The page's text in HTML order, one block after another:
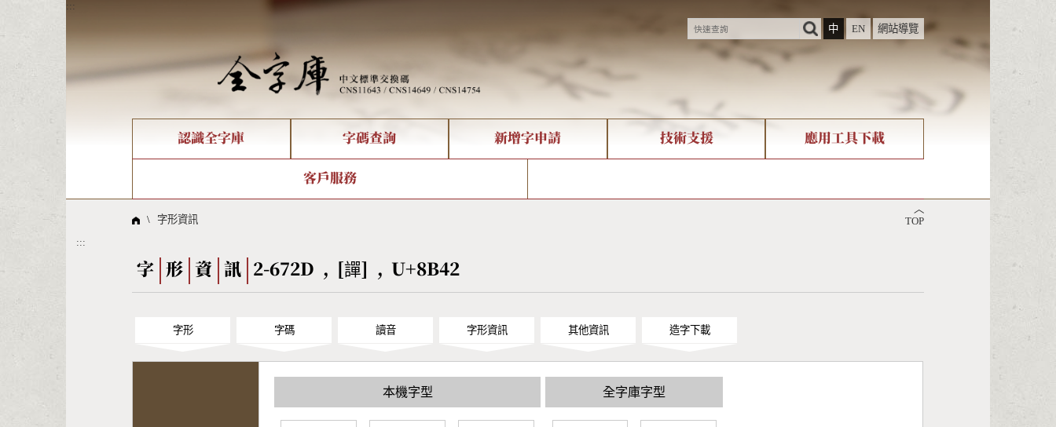
:::
中
EN 網站導覽
認識全字庫
全字庫現況
線上教學
字碼查詢
部件查詢
倉頡查詢
Big5查詢 拼音查詢
新增字申請 技術支援
造字解決方案
應用工具下載
字形下載
客戶服務
問題集
︿
TOP
\ 字形資訊
:::
字 形 資 訊 2-672D , [譂] , U+8B42
字形 字碼 讀音 字形資訊 其他資訊 造字下載
本機字型 全字庫字型